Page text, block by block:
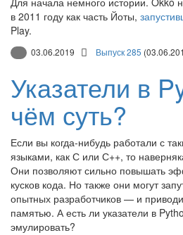
в 2011 году как часть Йоты,
Play.
03.06.2019 Выпуск 285
Указатели в
чём суть?
Если вы когда-нибудь работали с
языками, как С или С++, то
Они позволяют сильно повышать
кусков кода. Но также они могут
опытных разработчиков — и
памятью. А есть ли указатели в
эмулировать?